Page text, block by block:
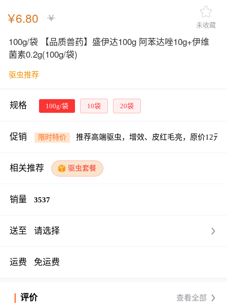
￥6.80 ￥
未收藏
100g/袋 【品质兽药】盛伊达100g 阿苯达唑10g+伊维
菌素0.2g(100g/袋)
驱虫推荐
规格 100g/袋 10袋 20袋
促销 限时特价 推荐高端驱虫，增效、皮红毛亮，原价12元
相关推荐 驱虫套餐
销量 3537
送至 请选择
运费 免运费
评价 查看全部